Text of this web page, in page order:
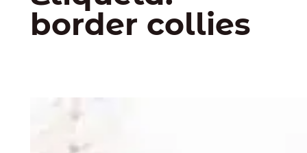
border collies